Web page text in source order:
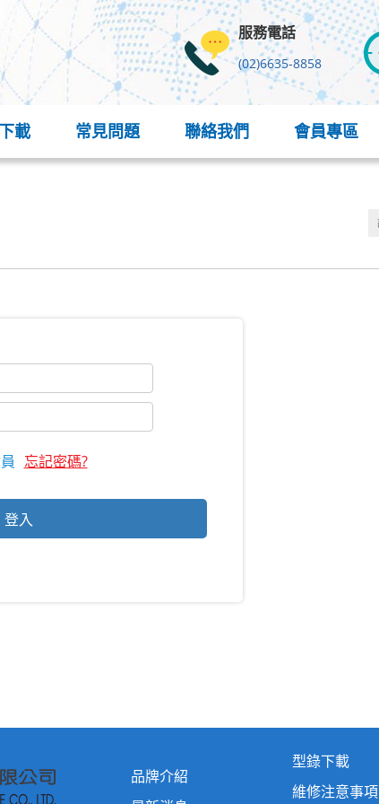
服務電話
(02)6635-8858
載 常見問題 聯絡我們 會員專區
忘記密碼?
品牌介紹
型錄下載
維修注意事項